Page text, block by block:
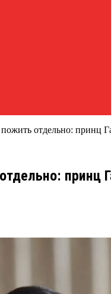
отдельно: принц
принц